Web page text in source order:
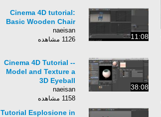
11:08
Cinema 4D tutorial:
Basic Wooden Chair
naeisan
1126 مشاهده
38:08
Cinema 4D Tutorial --
Model and Texture a
3D Eyeball
naeisan
1158 مشاهده
Tutorial Esplosione in